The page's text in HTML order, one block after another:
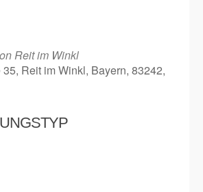
Reit im Winkl
Reit im Winkl, Bayern, 83242,